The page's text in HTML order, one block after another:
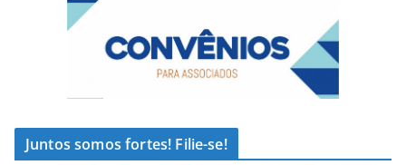
Juntos somos fortes! Filie-se!